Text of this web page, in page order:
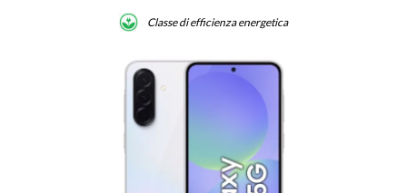
Classe di efficienza energetica